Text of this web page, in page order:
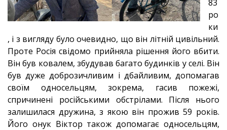
83
ро
ки
, і з вигляду було очевидно, що він літній цивільний.
Проте Росія свідомо прийняла рішення його вбити.
Він був ковалем, збудував багато будинків у селі. Він
був дуже доброзичливим і дбайливим, допомагав
своїм односельцям, зокрема, гасив пожежі,
спричинені російськими обстрілами. Після нього
залишилася дружина, з якою він прожив 59 років.
Його онук Віктор також допомагає односельцям,